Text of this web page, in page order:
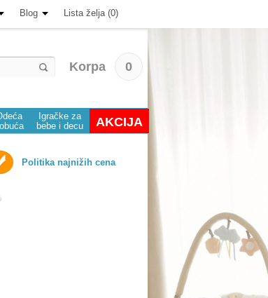
Blog Lista želja (0)
Korpa 0
Igračke za
bebe i decu
AKCIJA
Politika najnižih cena